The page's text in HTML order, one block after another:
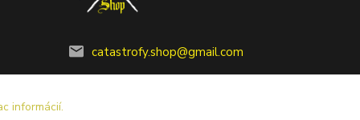
catastrofy.shop@gmail.com
informácií.